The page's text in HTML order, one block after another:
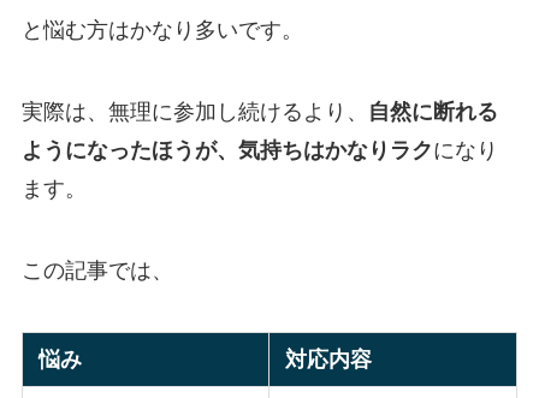
と悩む方はかなり多いです。
実際は、無理に参加し続けるより、
自然に断れる
ようになったほうが、気持ちはかなりラクになり
ます。
この記事では、
悩み 対応内容